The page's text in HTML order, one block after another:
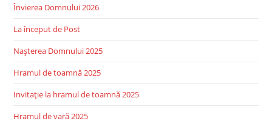
Învierea Domnului 2026
La început de Post
Nașterea Domnului 2025
Hramul de toamnă 2025
Invitație la hramul de toamnă 2025
Hramul de vară 2025